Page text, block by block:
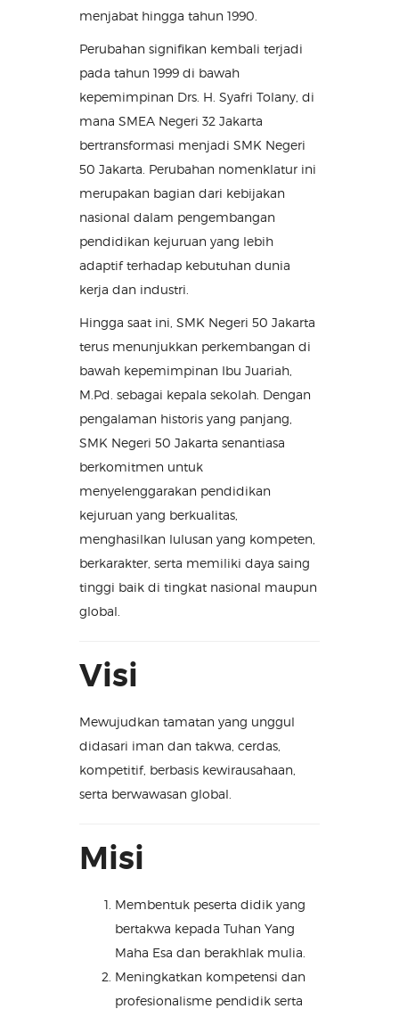
menjabat hingga tahun 1990.
Perubahan signifikan kembali terjadi
pada tahun 1999 di bawah
kepemimpinan Drs. H. Syafri Tolany, di
mana SMEA Negeri 32 Jakarta
bertransformasi menjadi SMK Negeri
50 Jakarta. Perubahan nomenklatur ini
merupakan bagian dari kebijakan
nasional dalam pengembangan
pendidikan kejuruan yang lebih
adaptif terhadap kebutuhan dunia
kerja dan industri.
Hingga saat ini, SMK Negeri 50 Jakarta
terus menunjukkan perkembangan di
bawah kepemimpinan Ibu Juariah,
M.Pd. sebagai kepala sekolah. Dengan
pengalaman historis yang panjang,
SMK Negeri 50 Jakarta senantiasa
berkomitmen untuk
menyelenggarakan pendidikan
kejuruan yang berkualitas,
menghasilkan lulusan yang kompeten,
berkarakter, serta memiliki daya saing
tinggi baik di tingkat nasional maupun
global.
Visi
Mewujudkan tamatan yang unggul
didasari iman dan takwa, cerdas,
kompetitif, berbasis kewirausahaan,
serta berwawasan global.
Misi
Membentuk peserta didik yang
bertakwa kepada Tuhan Yang
Maha Esa dan berakhlak mulia.
Meningkatkan kompetensi dan
profesionalisme pendidik serta